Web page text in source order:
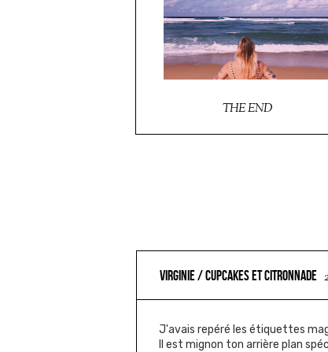
THE END
VIRGINIE / CUPCAKES ET CITRONNADE
J'avais repéré les étiquettes
Il est mignon ton arrière plan